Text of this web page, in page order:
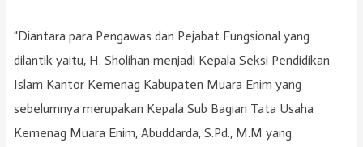
“Diantara para Pengawas dan Pejabat Fungsional yang
dilantik yaitu, H. Sholihan menjadi Kepala Seksi Pendidikan
Islam Kantor Kemenag Kabupaten Muara Enim yang
sebelumnya merupakan Kepala Sub Bagian Tata Usaha
Kemenag Muara Enim, Abuddarda, S.Pd., M.M yang